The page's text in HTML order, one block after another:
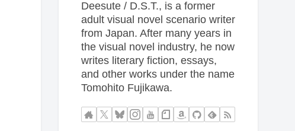
Deesute / D.S.T., is a former
adult visual novel scenario writer
from Japan. After many years in
the visual novel industry, he now
writes literary fiction, essays,
and other works under the name
Tomohito Fujikawa.